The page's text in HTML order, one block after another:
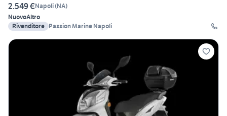
2.549 €Napoli(NA)
NuovoAltro
Rivenditore Passion Marine Napoli